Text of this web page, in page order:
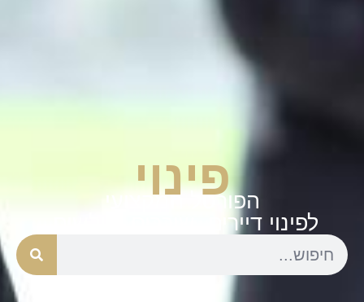
פינוי
הפורטל המקצועי
לפינוי דיירים, שוכרים ופולשים.